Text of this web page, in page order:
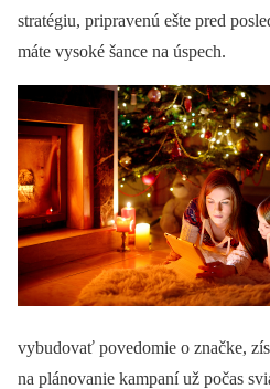
stratégiu, pripravenú ešte pred
máte vysoké šance na úspech.
vybudovať povedomie o značke,
na plánovanie kampaní už počas